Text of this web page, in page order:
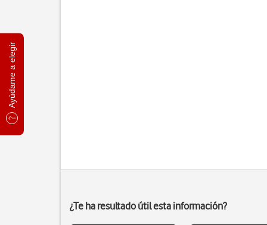
Ayúdame a elegir
¿Te ha resultado útil esta información?